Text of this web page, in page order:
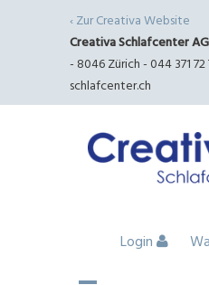
‹ Zur Creativa Website
Creativa Schlafcenter AG
- 8046 Zürich - 044 371 72
schlafcenter.ch
Login